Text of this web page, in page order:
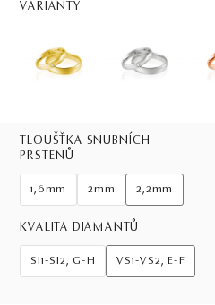
VARIANTY
TLOUŠŤKA SNUBNÍCH
PRSTENŮ
1,6mm 2mm 2,2mm
KVALITA DIAMANTŮ
Si1-SI2, G-H VS1-VS2, E-F